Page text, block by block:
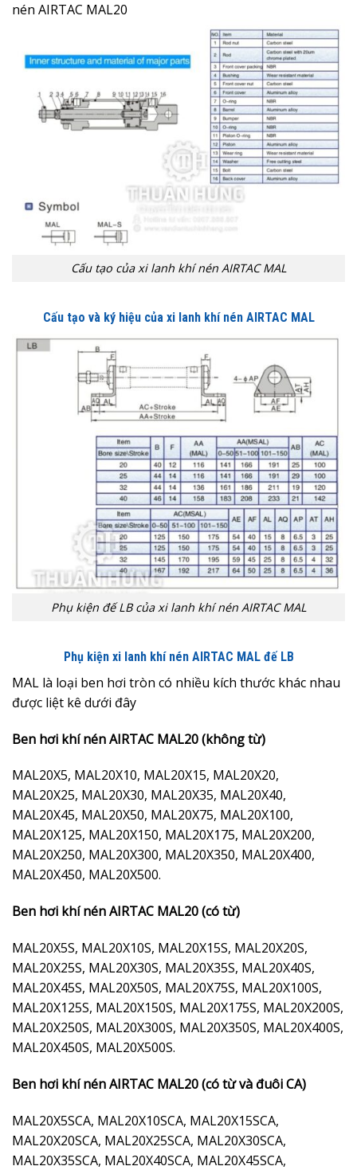
nén AIRTAC MAL20
Cấu tạo của xi lanh khí nén AIRTAC MAL
Cấu tạo và ký hiệu của xi lanh khí nén AIRTAC MAL
Phụ kiện đế LB của xi lanh khí nén AIRTAC MAL
Phụ kiện xi lanh khí nén AIRTAC MAL đế LB
MAL là loại ben hơi tròn có nhiều kích thước khác nhau
được liệt kê dưới đây
Ben hơi khí nén AIRTAC MAL20 (không từ)
MAL20X5, MAL20X10, MAL20X15, MAL20X20,
MAL20X25, MAL20X30, MAL20X35, MAL20X40,
MAL20X45, MAL20X50, MAL20X75, MAL20X100,
MAL20X125, MAL20X150, MAL20X175, MAL20X200,
MAL20X250, MAL20X300, MAL20X350, MAL20X400,
MAL20X450, MAL20X500.
Ben hơi khí nén AIRTAC MAL20 (có từ)
MAL20X5S, MAL20X10S, MAL20X15S, MAL20X20S,
MAL20X25S, MAL20X30S, MAL20X35S, MAL20X40S,
MAL20X45S, MAL20X50S, MAL20X75S, MAL20X100S,
MAL20X125S, MAL20X150S, MAL20X175S, MAL20X200S,
MAL20X250S, MAL20X300S, MAL20X350S, MAL20X400S,
MAL20X450S, MAL20X500S.
Ben hơi khí nén AIRTAC MAL20 (có từ và đuôi CA)
MAL20X5SCA, MAL20X10SCA, MAL20X15SCA,
MAL20X20SCA, MAL20X25SCA, MAL20X30SCA,
MAL20X35SCA, MAL20X40SCA, MAL20X45SCA,